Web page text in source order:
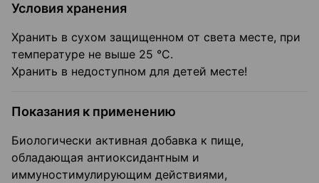
Условия хранения
Хранить в сухом защищенном от света месте, при
температуре не выше 25 °С.
Хранить в недоступном для детей месте!
Показания к применению
Биологически активная добавка к пище,
обладающая антиоксидантным и
иммуностимулирующим действиями,